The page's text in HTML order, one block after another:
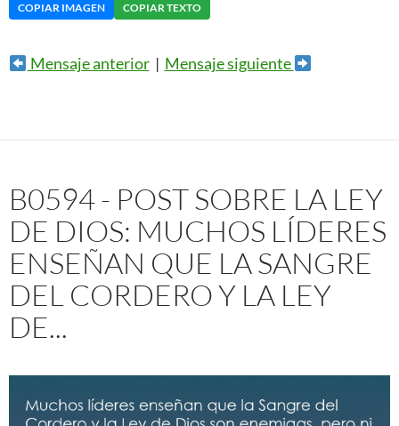
COPIAR IMAGEN COPIAR TEXTO
Mensaje anterior| Mensaje siguiente
B0594 - POST SOBRE LA LEY
DE DIOS: MUCHOS LÍDERES
ENSEÑAN QUE LA SANGRE
DEL CORDERO Y LA LEY
DE...